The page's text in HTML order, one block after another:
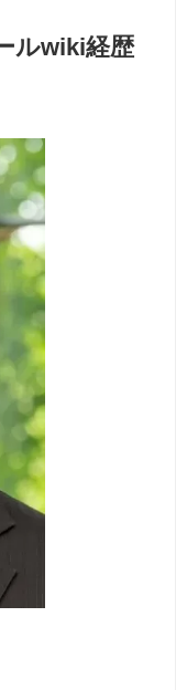
ルwiki経歴